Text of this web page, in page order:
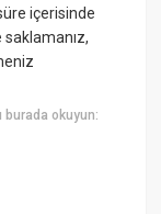
içerisinde
burada okuyun: